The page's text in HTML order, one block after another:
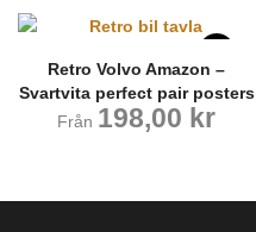
Retro Volvo Amazon –
Svartvita perfect pair posters
Från 198,00 kr